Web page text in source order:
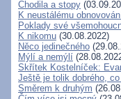
Chodila a stopy
K neustálému
Poklady své
K nikomu (30.08.2022)
Něco jedinečného
Mýlí a nemýlí
Skřítek Kostelníček:
Ještě je tolik dobrého,
Směrem k druhým